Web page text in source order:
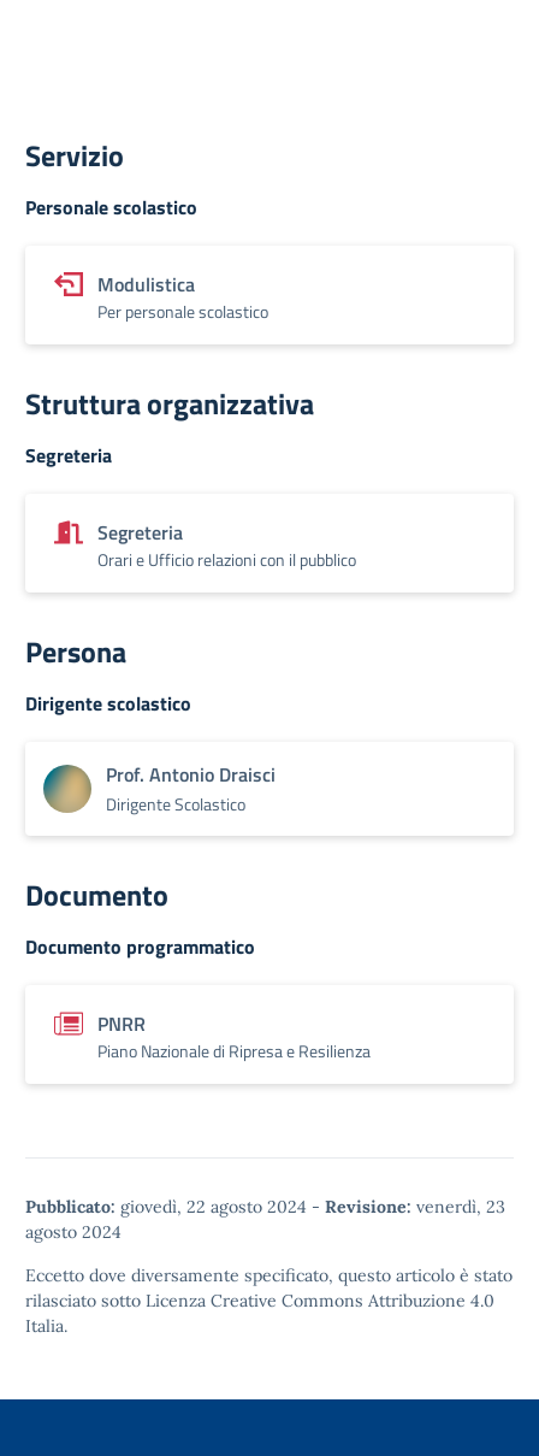
Servizio
Personale scolastico
Modulistica
Per personale scolastico
Struttura organizzativa
Segreteria
Segreteria
Orari e Ufficio relazioni con il pubblico
Persona
Dirigente scolastico
Prof. Antonio Draisci
Dirigente Scolastico
Documento
Documento programmatico
PNRR
Piano Nazionale di Ripresa e Resilienza
Pubblicato: giovedì, 22 agosto 2024 - Revisione: venerdì, 23
agosto 2024
Eccetto dove diversamente specificato, questo articolo è stato
rilasciato sotto Licenza Creative Commons Attribuzione 4.0
Italia.